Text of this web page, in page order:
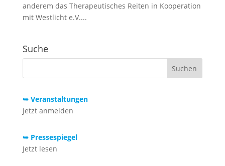
anderem das Therapeutisches Reiten in Kooperation
mit Westlicht e.V....
Suche
➥ Veranstaltungen
Jetzt anmelden
➥ Pressespiegel
Jetzt lesen